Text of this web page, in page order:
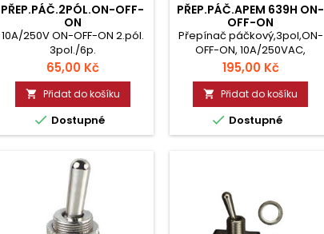
PŘEP.PÁČ.2PÓL.ON-OFF-
ON
10A/250V ON-OFF-ON 2.pól.
3pol./6p.
Cena
65,00 Kč
 Přidat do košíku
 Dostupné
PŘEP.PÁČ.APEM 639H ON-
OFF-ON
Přepínač páčkový,3pol,ON-
OFF-ON, 10A/250VAC,
5A/24VDC,šroubové svorky.
-20 - 55°C.29,5x14x15mm,
montážní otvor 12,2mm.
Cena
195,00 Kč
 Přidat do košíku
 Dostupné